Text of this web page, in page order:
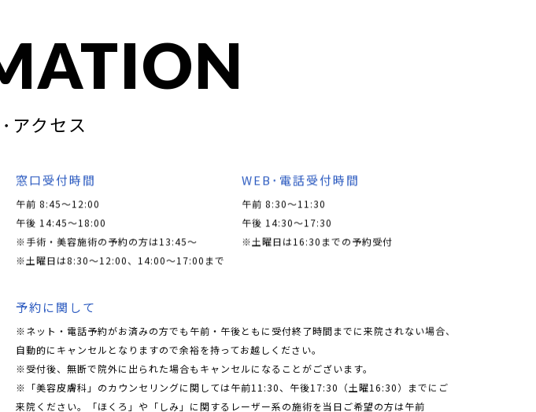
アクセス
窓口受付時間
午前 8:45～12:00
午後 14:45～18:00
※手術・美容施術の予約の方は13:45〜
※土曜日は8:30〜12:00、14:00〜17:00まで
WEB･電話受付時間
午前 8:30～11:30
午後 14:30～17:30
※土曜日は16:30までの予約受付
予約に関して
※ネット・電話予約がお済みの方でも午前・午後ともに受付終了時間までに来院されない場合、
自動的にキャンセルとなりますので余裕を持ってお越しください。
※受付後、無断で院外に出られた場合もキャンセルになることがございます。
※「美容皮膚科」のカウンセリングに関しては午前11:30、午後17:30（土曜16:30）までにご
来院ください。「ほくろ」や「しみ」に関するレーザー系の施術を当日ご希望の方は午前